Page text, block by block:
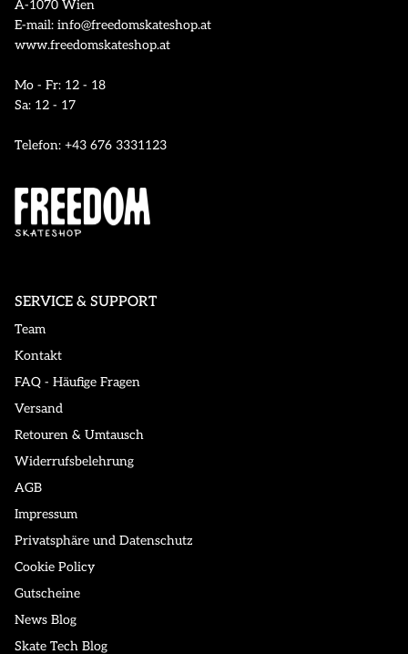
A-1070 Wien
E-mail: info@freedomskateshop.at
www.freedomskateshop.at
Mo - Fr: 12 - 18
Sa: 12 - 17
Telefon: +43 676 3331123
SERVICE & SUPPORT
Team
Kontakt
FAQ - Häufige Fragen
Versand
Retouren & Umtausch
Widerrufsbelehrung
AGB
Impressum
Privatsphäre und Datenschutz
Cookie Policy
Gutscheine
News Blog
Skate Tech Blog